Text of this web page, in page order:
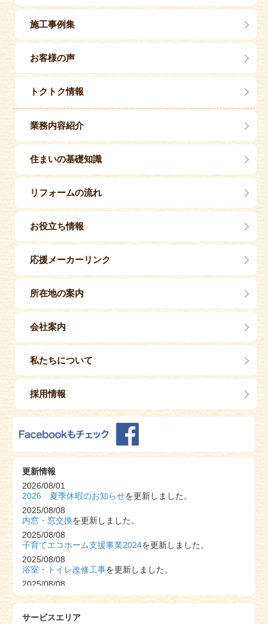
施工事例集
お客様の声
トクトク情報
業務内容紹介
住まいの基礎知識
リフォームの流れ
お役立ち情報
応援メーカーリンク
所在地の案内
会社案内
私たちについて
採用情報
更新情報
2026/08/01
2026 夏季休暇のお知らせを更新しました。
2025/08/08
内窓・窓交換を更新しました。
2025/08/08
子育てエコホーム支援事業2024を更新しました。
2025/08/08
浴室・トイレ改修工事を更新しました。
2025/08/08
S様邸 システムキッチン改修工事を更新しました。
2025 夏季休暇のお知らせ
サービスエリア